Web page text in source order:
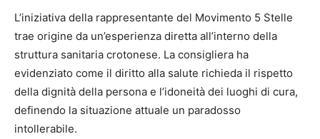
L’iniziativa della rappresentante del Movimento 5 Stelle
trae origine da un’esperienza diretta all’interno della
struttura sanitaria crotonese. La consigliera ha
evidenziato come il diritto alla salute richieda il rispetto
della dignità della persona e l’idoneità dei luoghi di cura,
definendo la situazione attuale un paradosso
intollerabile.